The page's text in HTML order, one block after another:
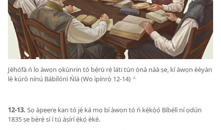
Jèhófà ń lo àwọn ọkùnrin tó bẹ̀rù rẹ̀ láti tún ọ̀nà náà ṣe, kí àwọn èèyàn
lè kúrò nínú Bábílónì Ńlá (Wo ìpínrọ̀ 12-14) c
12-13. Sọ àpẹẹrẹ kan tó jẹ́ ká mọ bí àwọn tó ń kẹ́kọ̀ọ́ Bíbélì ní ọdún
1835 ṣe bẹ̀rẹ̀ sí í tú àṣírí ẹ̀kọ́ èké.